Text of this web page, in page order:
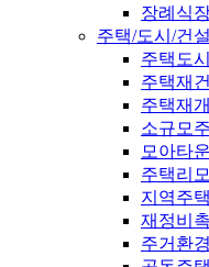
장례식
주택/도시/건설
주택도
주택재
주택재
소규모
모아타운
주택리
지역주
재정비
주거환